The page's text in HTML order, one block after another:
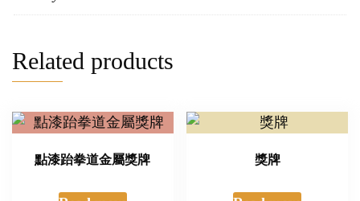
Related products
點漆跆拳道金屬獎牌 獎牌